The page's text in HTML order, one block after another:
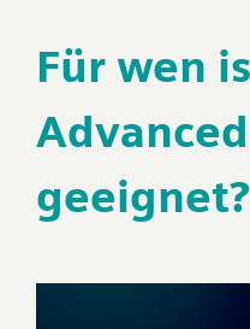
Für wen
geeignet?